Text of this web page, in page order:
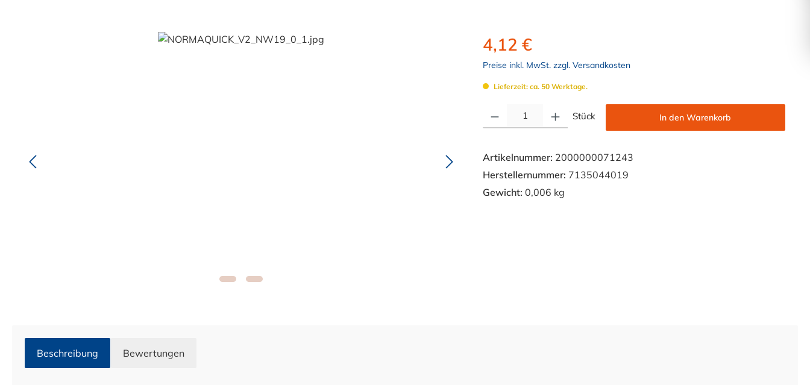
4,12 €
Preise inkl. MwSt. zzgl. Versandkosten
Lieferzeit: ca. 50 Werktage.
Stück In den Warenkorb
Artikelnummer: 2000000071243
Herstellernummer: 7135044019
Gewicht: 0,006 kg
Beschreibung Bewertungen